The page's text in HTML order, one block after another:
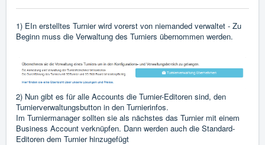
1) EIn erstelltes Turnier wird vorerst von niemanded verwaltet - Zu
Beginn muss die Verwaltung des Turniers übernommen werden.
2) Nun gibt es für alle Accounts die Turnier-Editoren sind, den
Turnierverwaltungsbutton in den Turnierinfos.
Im Turniermanager sollten sie als nächstes das Turnier mit einem
Business Account verknüpfen. Dann werden auch die Standard-
Editoren dem Turnier hinzugefügt